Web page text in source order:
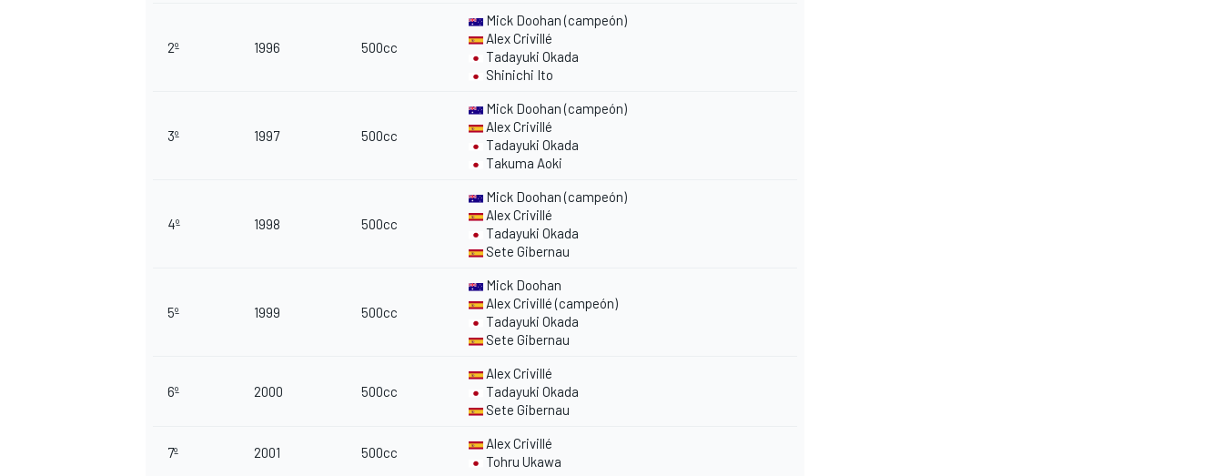
2º 1996 500cc
Mick Doohan (campeón)
Alex Crivillé
Tadayuki Okada
Shinichi Ito
3º 1997 500cc
Mick Doohan (campeón)
Alex Crivillé
Tadayuki Okada
Takuma Aoki
4º 1998 500cc
Mick Doohan (campeón)
Alex Crivillé
Tadayuki Okada
Sete Gibernau
5º 1999 500cc
Mick Doohan
Alex Crivillé (campeón)
Tadayuki Okada
Sete Gibernau
6º 2000 500cc
Alex Crivillé
Tadayuki Okada
Sete Gibernau
7º 2001 500cc
Alex Crivillé
Tohru Ukawa